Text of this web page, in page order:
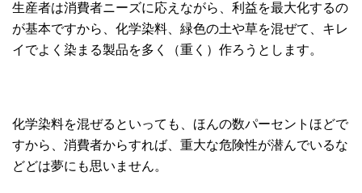
生産者は消費者ニーズに応えながら、利益を最大化するの
が基本ですから、化学染料、緑色の土や草を混ぜて、キレ
イでよく染まる製品を多く（重く）作ろうとします。
化学染料を混ぜるといっても、ほんの数パーセントほどで
すから、消費者からすれば、重大な危険性が潜んでいるな
どどは夢にも思いません。